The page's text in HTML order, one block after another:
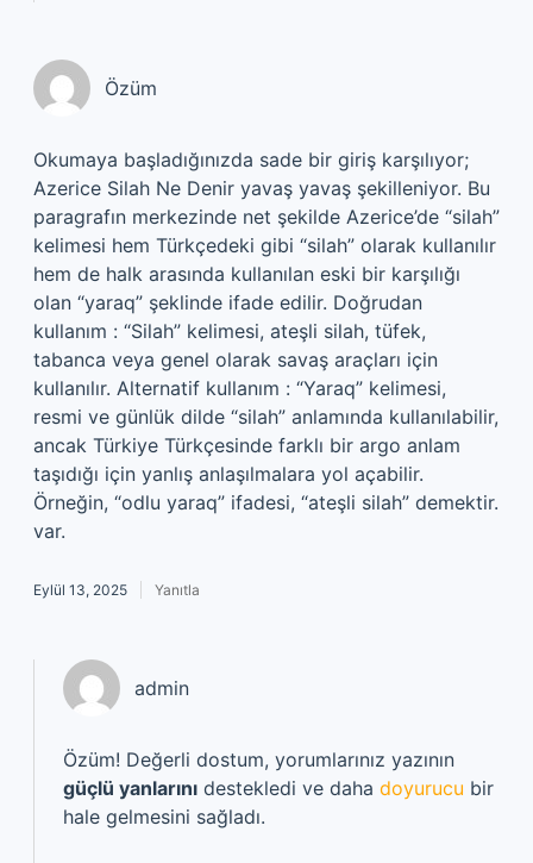
Özüm
Okumaya başladığınızda sade bir giriş karşılıyor;
Azerice Silah Ne Denir yavaş yavaş şekilleniyor. Bu
paragrafın merkezinde net şekilde Azerice’de “silah”
kelimesi hem Türkçedeki gibi “silah” olarak kullanılır
hem de halk arasında kullanılan eski bir karşılığı
olan “yaraq” şeklinde ifade edilir. Doğrudan
kullanım : “Silah” kelimesi, ateşli silah, tüfek,
tabanca veya genel olarak savaş araçları için
kullanılır. Alternatif kullanım : “Yaraq” kelimesi,
resmi ve günlük dilde “silah” anlamında kullanılabilir,
ancak Türkiye Türkçesinde farklı bir argo anlam
taşıdığı için yanlış anlaşılmalara yol açabilir.
Örneğin, “odlu yaraq” ifadesi, “ateşli silah” demektir.
var.
Eylül 13, 2025 Yanıtla
admin
Özüm! Değerli dostum, yorumlarınız yazının
güçlü yanlarını destekledi ve daha doyurucu bir
hale gelmesini sağladı.